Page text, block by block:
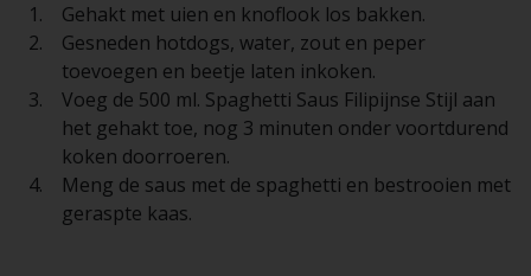
Gehakt met uien en knoflook los bakken.
Gesneden hotdogs, water, zout en peper
toevoegen en beetje laten inkoken.
Voeg de 500 ml. Spaghetti Saus Filipijnse Stijl aan
het gehakt toe, nog 3 minuten onder voortdurend
koken doorroeren.
Meng de saus met de spaghetti en bestrooien met
geraspte kaas.